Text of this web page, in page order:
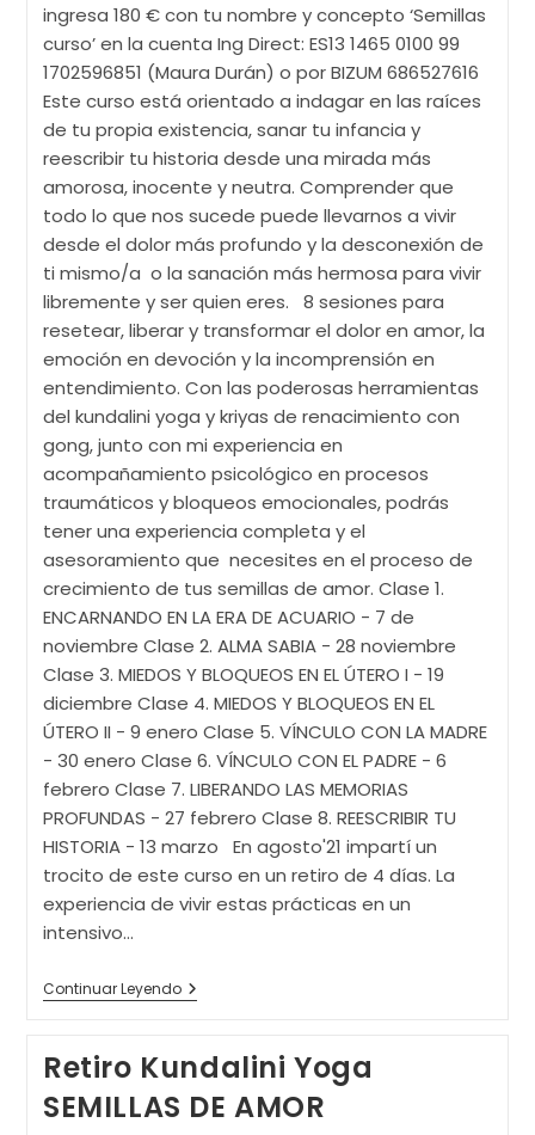
ingresa 180 € con tu nombre y concepto ‘Semillas
curso’ en la cuenta Ing Direct: ES13 1465 0100 99
1702596851 (Maura Durán) o por BIZUM 686527616
Este curso está orientado a indagar en las raíces
de tu propia existencia, sanar tu infancia y
reescribir tu historia desde una mirada más
amorosa, inocente y neutra. Comprender que
todo lo que nos sucede puede llevarnos a vivir
desde el dolor más profundo y la desconexión de
ti mismo/a o la sanación más hermosa para vivir
libremente y ser quien eres. 8 sesiones para
resetear, liberar y transformar el dolor en amor, la
emoción en devoción y la incomprensión en
entendimiento. Con las poderosas herramientas
del kundalini yoga y kriyas de renacimiento con
gong, junto con mi experiencia en
acompañamiento psicológico en procesos
traumáticos y bloqueos emocionales, podrás
tener una experiencia completa y el
asesoramiento que necesites en el proceso de
crecimiento de tus semillas de amor. Clase 1.
ENCARNANDO EN LA ERA DE ACUARIO - 7 de
noviembre Clase 2. ALMA SABIA - 28 noviembre
Clase 3. MIEDOS Y BLOQUEOS EN EL ÚTERO I - 19
diciembre Clase 4. MIEDOS Y BLOQUEOS EN EL
ÚTERO II - 9 enero Clase 5. VÍNCULO CON LA MADRE
- 30 enero Clase 6. VÍNCULO CON EL PADRE - 6
febrero Clase 7. LIBERANDO LAS MEMORIAS
PROFUNDAS - 27 febrero Clase 8. REESCRIBIR TU
HISTORIA - 13 marzo En agosto'21 impartí un
trocito de este curso en un retiro de 4 días. La
experiencia de vivir estas prácticas en un
intensivo…
Continuar LeyendoSEMILLAS
DE
Curso
Retiro Kundalini Yoga
SEMILLAS DE AMOR